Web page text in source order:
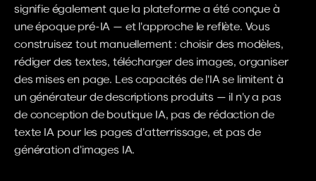
signifie également que la plateforme a été conçue à
une époque pré-IA — et l'approche le reflète. Vous
construisez tout manuellement : choisir des modèles,
rédiger des textes, télécharger des images, organiser
des mises en page. Les capacités de l'IA se limitent à
un générateur de descriptions produits — il n'y a pas
de conception de boutique IA, pas de rédaction de
texte IA pour les pages d'atterrissage, et pas de
génération d'images IA.